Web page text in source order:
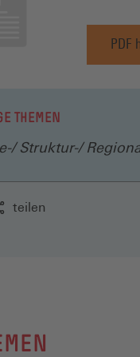
PDF
THEMEN
Struktur-/
teilen